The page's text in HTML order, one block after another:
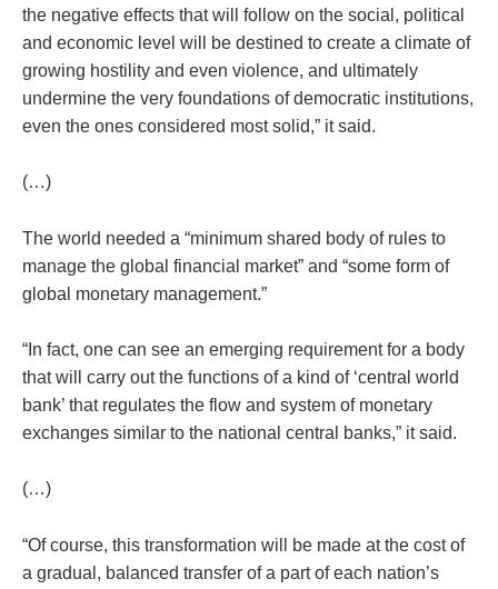
the negative effects that will follow on the social, political
and economic level will be destined to create a climate of
growing hostility and even violence, and ultimately
undermine the very foundations of democratic institutions,
even the ones considered most solid,” it said.
(…)
The world needed a “minimum shared body of rules to
manage the global financial market” and “some form of
global monetary management.”
“In fact, one can see an emerging requirement for a body
that will carry out the functions of a kind of ‘central world
bank’ that regulates the flow and system of monetary
exchanges similar to the national central banks,” it said.
(…)
“Of course, this transformation will be made at the cost of
a gradual, balanced transfer of a part of each nation’s